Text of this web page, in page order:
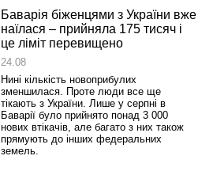
Баварія біженцями з України вже
наїлася – прийняла 175 тисяч і
це ліміт перевищено
24.08
Нині кількість новоприбулих
зменшилася. Проте люди все ще
тікають з України. Лише у серпні в
Баварії було прийнято понад 3 000
нових втікачів, але багато з них також
прямують до інших федеральних
земель.